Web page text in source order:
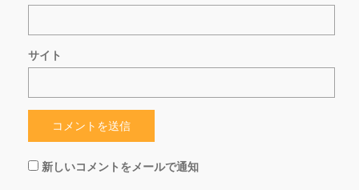
サイト
新しいコメントをメールで通知